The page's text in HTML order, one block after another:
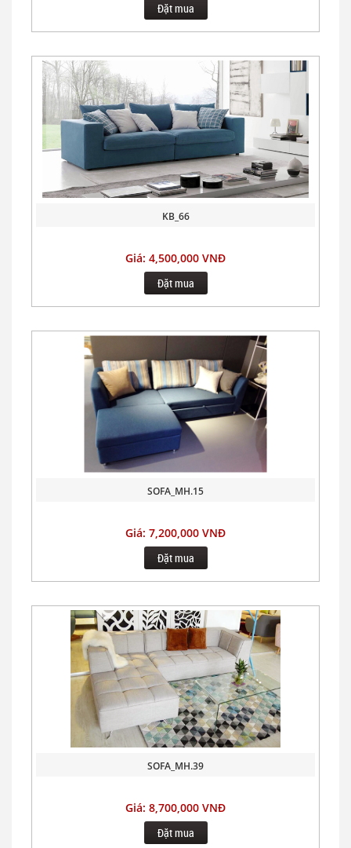
Đặt mua
KB_66
Giá: 4,500,000 VNĐ
Đặt mua
SOFA_MH.15
Giá: 7,200,000 VNĐ
Đặt mua
SOFA_MH.39
Giá: 8,700,000 VNĐ
Đặt mua